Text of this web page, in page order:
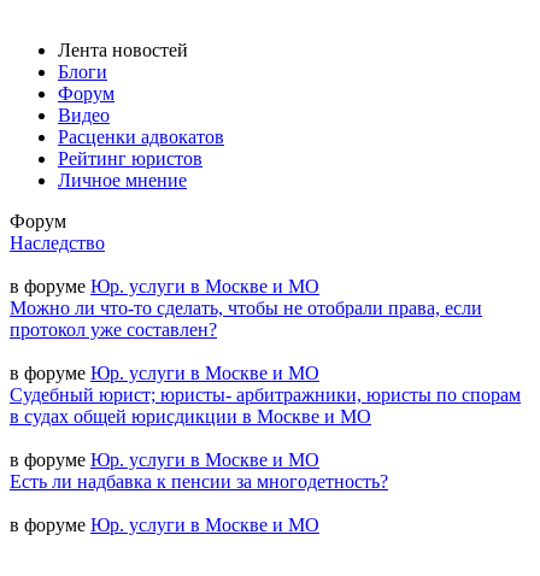
Лента новостей
Блоги
Форум
Видео
Расценки адвокатов
Рейтинг юристов
Личное мнение
Форум
Наследство
в форуме Юр. услуги в Москве и МО
Можно ли что-то сделать, чтобы не отобрали права, если
протокол уже составлен?
в форуме Юр. услуги в Москве и МО
Судебный юрист; юристы- арбитражники, юристы по спорам
в судах общей юрисдикции в Москве и МО
в форуме Юр. услуги в Москве и МО
Есть ли надбавка к пенсии за многодетность?
в форуме Юр. услуги в Москве и МО